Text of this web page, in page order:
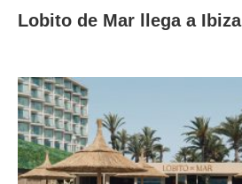
Lobito de Mar llega a Ibiza